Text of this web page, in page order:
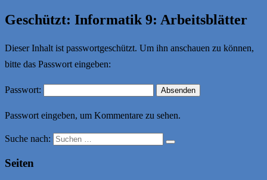
Geschützt: Informatik 9: Arbeitsblätter
Dieser Inhalt ist passwortgeschützt. Um ihn anschauen zu können,
bitte das Passwort eingeben:
Passwort:
Passwort eingeben, um Kommentare zu sehen.
Suche nach:
Seiten